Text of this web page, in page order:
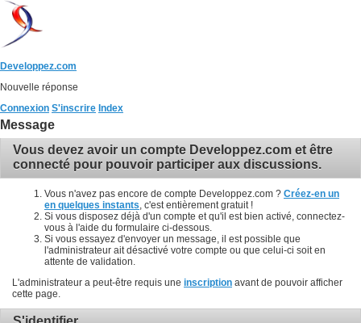
Developpez.com
Nouvelle réponse
Connexion S'inscrire Index
Message
Vous devez avoir un compte Developpez.com et être
connecté pour pouvoir participer aux discussions.
Vous n'avez pas encore de compte Developpez.com ? Créez-en un
en quelques instants , c'est entièrement gratuit !
Si vous disposez déjà d'un compte et qu'il est bien activé, connectez-
vous à l'aide du formulaire ci-dessous.
Si vous essayez d'envoyer un message, il est possible que
l'administrateur ait désactivé votre compte ou que celui-ci soit en
attente de validation.
L'administrateur a peut-être requis une inscription avant de pouvoir afficher
cette page.